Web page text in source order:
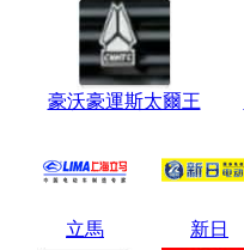
豪沃豪運斯太爾王
立馬 新日